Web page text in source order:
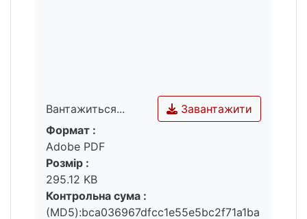
Вантажиться...
Вантажиться...
Завантажити
Формат :
Adobe PDF
Розмір :
295.12 KB
Контрольна сума :
(MD5):bca036967dfcc1e55e5bc2f71a1ba